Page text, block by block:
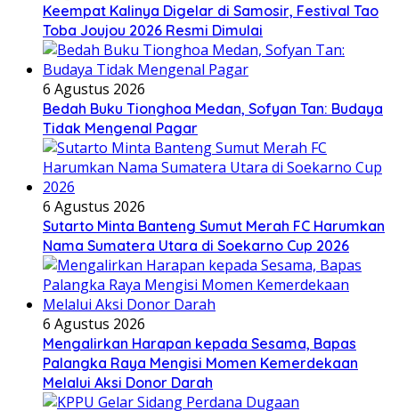
Keempat Kalinya Digelar di Samosir, Festival Tao
Toba Joujou 2026 Resmi Dimulai
6 Agustus 2026
Bedah Buku Tionghoa Medan, Sofyan Tan: Budaya
Tidak Mengenal Pagar
6 Agustus 2026
Sutarto Minta Banteng Sumut Merah FC Harumkan
Nama Sumatera Utara di Soekarno Cup 2026
6 Agustus 2026
Mengalirkan Harapan kepada Sesama, Bapas
Palangka Raya Mengisi Momen Kemerdekaan
Melalui Aksi Donor Darah